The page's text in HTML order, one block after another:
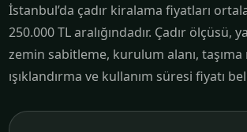
İstanbul’da çadır kiralama fiyatları
250.000 TL aralığındadır. Çadır ölçüsü,
zemin sabitleme, kurulum alanı, taşıma
ışıklandırma ve kullanım süresi fiyatı